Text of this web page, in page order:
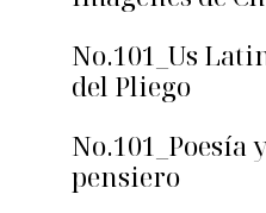
No.101_Us
del Pliego
No.101_Poesía
pensiero